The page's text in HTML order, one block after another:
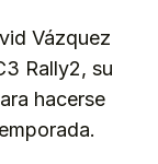
Vázquez
Rally2, su
hacerse